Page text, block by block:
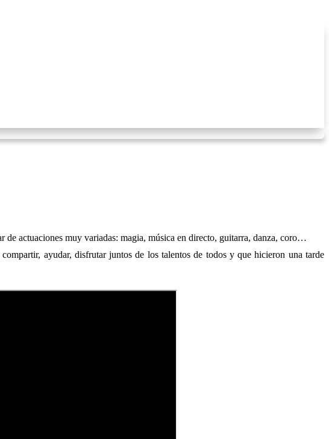
actuaciones muy variadas: magia, música en directo, guitarra, danza, coro…
ayudar, disfrutar juntos de los talentos de todos y que hicieron una tarde